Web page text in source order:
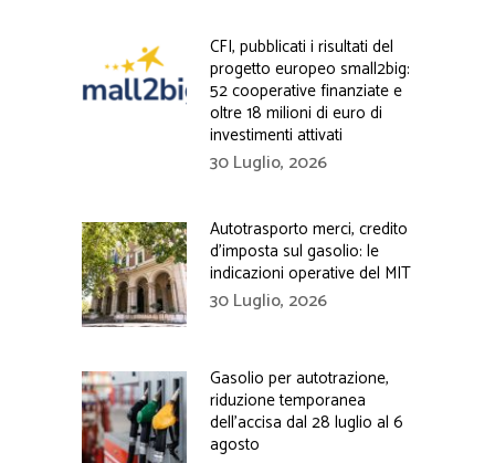
CFI, pubblicati i risultati del
progetto europeo small2big:
52 cooperative finanziate e
oltre 18 milioni di euro di
investimenti attivati
30 Luglio, 2026
Autotrasporto merci, credito
d’imposta sul gasolio: le
indicazioni operative del MIT
30 Luglio, 2026
Gasolio per autotrazione,
riduzione temporanea
dell’accisa dal 28 luglio al 6
agosto